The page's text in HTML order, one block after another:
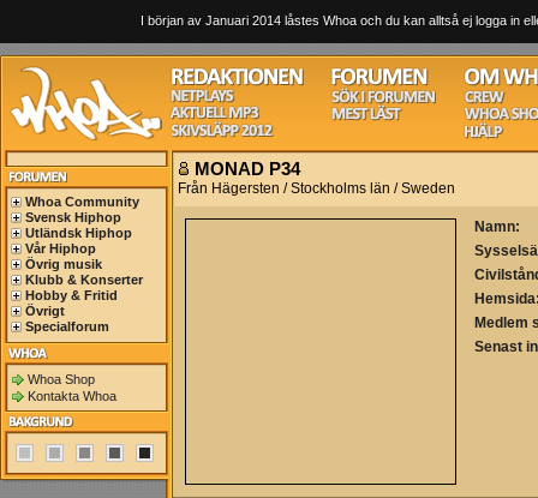
I början av Januari 2014 låstes Whoa och du kan alltså ej logga in
Whoa Community
Svensk Hiphop
Utländsk Hiphop
Vår Hiphop
Övrig musik
Klubb & Konserter
Hobby & Fritid
Övrigt
Specialforum
Whoa Shop
Kontakta Whoa
MONAD P34
Från Hägersten / Stockholms län / Sweden
Namn:
Medlem
Senast